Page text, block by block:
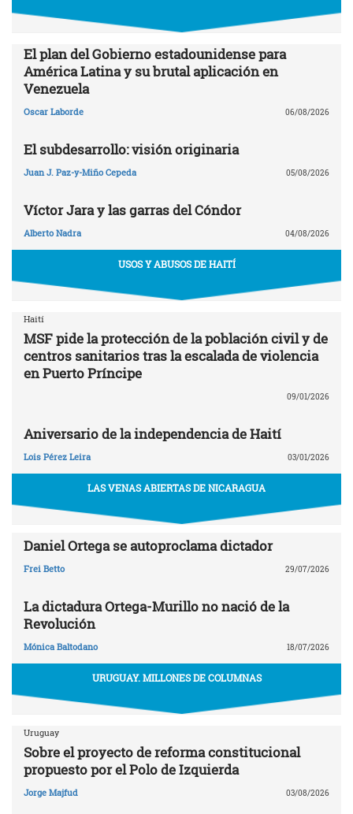
El plan del Gobierno estadounidense para
América Latina y su brutal aplicación en
Venezuela
Oscar Laborde 06/08/2026
El subdesarrollo: visión originaria
Juan J. Paz-y-Miño Cepeda 05/08/2026
Víctor Jara y las garras del Cóndor
Alberto Nadra 04/08/2026
USOS Y ABUSOS DE HAITÍ
Haití
MSF pide la protección de la población civil y de
centros sanitarios tras la escalada de violencia
en Puerto Príncipe
09/01/2026
Aniversario de la independencia de Haití
Lois Pérez Leira 03/01/2026
LAS VENAS ABIERTAS DE NICARAGUA
Daniel Ortega se autoproclama dictador
Frei Betto 29/07/2026
La dictadura Ortega-Murillo no nació de la
Revolución
Mónica Baltodano 18/07/2026
URUGUAY. MILLONES DE COLUMNAS
Uruguay
Sobre el proyecto de reforma constitucional
propuesto por el Polo de Izquierda
Jorge Majfud 03/08/2026